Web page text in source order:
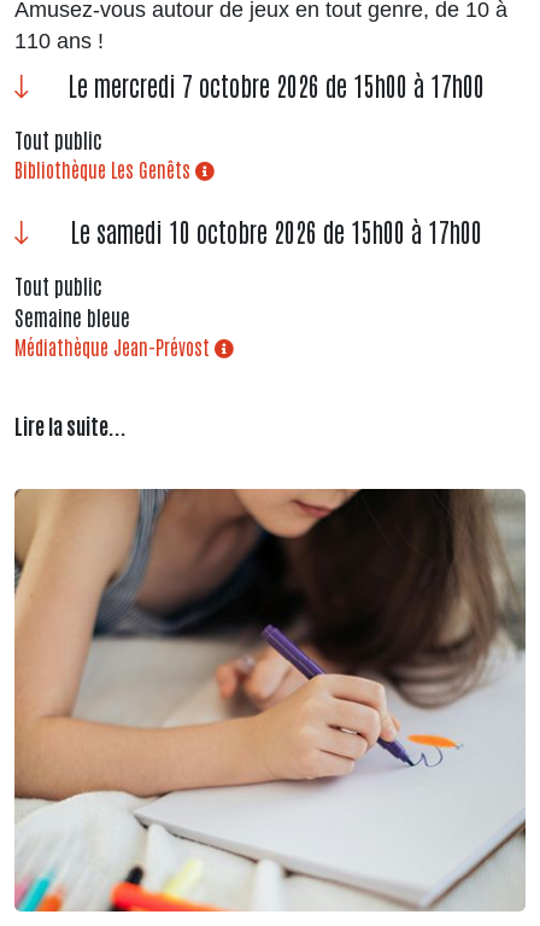
Amusez-vous autour de jeux en tout genre, de 10 à
110 ans !
Le mercredi 7 octobre 2026 de 15h00 à 17h00
Tout public
Bibliothèque Les Genêts
Le samedi 10 octobre 2026 de 15h00 à 17h00
Tout public
Semaine bleue
Médiathèque Jean-Prévost
Lire la suite...